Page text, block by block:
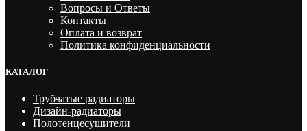
Вопросы и Ответы
Контакты
Оплата и возврат
Политика конфиденциальности
КАТАЛОГ
Трубчатые радиаторы
Дизайн-радиаторы
Полотенцесушители